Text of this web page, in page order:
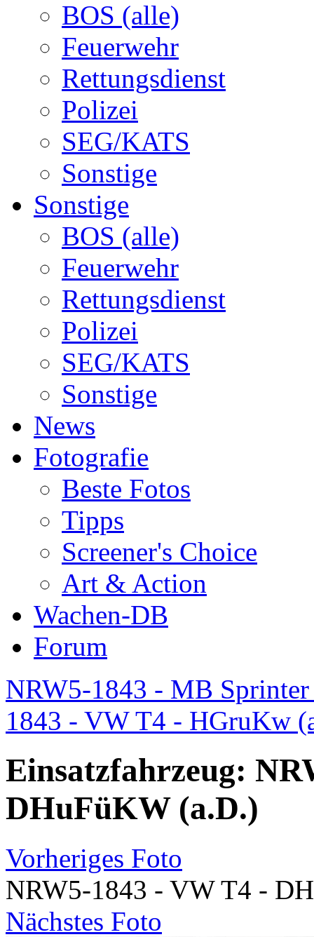
BOS (alle)
Feuerwehr
Rettungsdienst
Polizei
SEG/KATS
Sonstige
Sonstige
BOS (alle)
Feuerwehr
Rettungsdienst
Polizei
SEG/KATS
Sonstige
News
Fotografie
Beste Fotos
Tipps
Screener's Choice
Art & Action
Wachen-DB
Forum
NRW5-1843 - MB
1843 - VW T4 - HGruKw
Einsatzfahrzeug:
DHuFüKW (a.D.)
Vorheriges Foto
NRW5-1843 - VW T4 -
Nächstes Foto